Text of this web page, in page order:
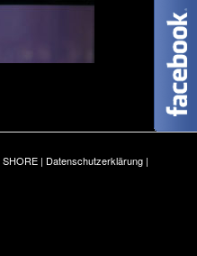
SHORE| Datenschutzerklärung|